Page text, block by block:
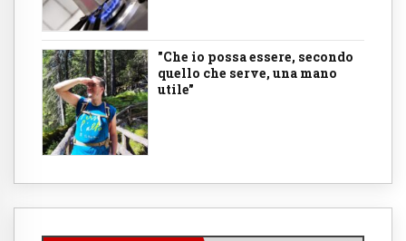
"Che io possa essere, secondo
quello che serve, una mano
utile"